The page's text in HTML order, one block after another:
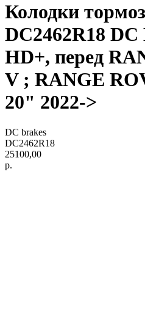
Колодки
DC2462R18 DC
HD+, перед
V ; RANGE
20" 2022->
DC brakes
DC2462R18
25100,00
р.